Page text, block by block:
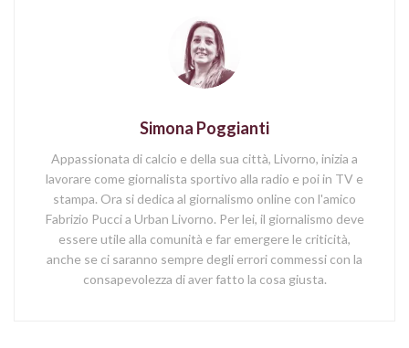
Simona Poggianti
Appassionata di calcio e della sua città, Livorno, inizia a
lavorare come giornalista sportivo alla radio e poi in TV e
stampa. Ora si dedica al giornalismo online con l'amico
Fabrizio Pucci a Urban Livorno. Per lei, il giornalismo deve
essere utile alla comunità e far emergere le criticità,
anche se ci saranno sempre degli errori commessi con la
consapevolezza di aver fatto la cosa giusta.